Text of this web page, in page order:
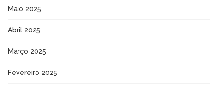
Maio 2025
Abril 2025
Março 2025
Fevereiro 2025